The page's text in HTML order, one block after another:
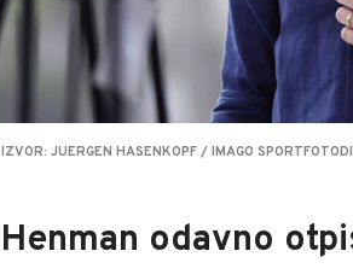
IZVOR: JUERGEN HASENKOPF / IMAGO
Henman odavno